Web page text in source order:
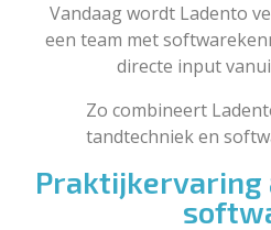
Vandaag wordt Ladento
een team met
directe input
Zo combineert
tandtechniek en
Praktijkervaring